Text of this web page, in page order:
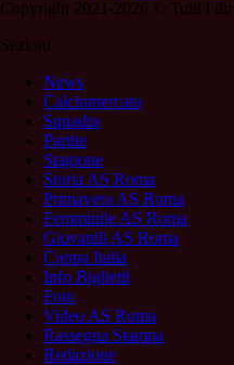
Copyright 2021-2026 © Tutti i
Sezioni
News
Calciomercato
Squadra
Partite
Stagione
Storia AS Roma
Primavera AS Roma
Femminile AS Roma
Giovanili AS Roma
Coppa Italia
Info Biglietti
Foto
Video AS Roma
Rassegna Stampa
Redazione